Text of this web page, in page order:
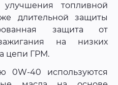
топливной
длительной защиты
защита от
на низких
цепи ГРМ.
0W-40 используются